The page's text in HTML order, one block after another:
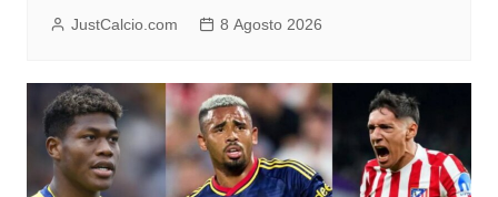
JustCalcio.com 8 Agosto 2026